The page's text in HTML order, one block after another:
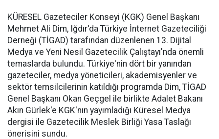
KÜRESEL Gazeteciler Konseyi (KGK) Genel Başkanı
Mehmet Ali Dim, Iğdır'da Türkiye İnternet Gazeteciliği
Derneği (TİGAD) tarafından düzenlenen 13. Dijital
Medya ve Yeni Nesil Gazetecilik Çalıştayı'nda önemli
temaslarda bulundu. Türkiye'nin dört bir yanından
gazeteciler, medya yöneticileri, akademisyenler ve
sektör temsilcilerinin katıldığı programda Dim, TİGAD
Genel Başkanı Okan Geçgel ile birlikte Adalet Bakanı
Akın Gürlek'e KGK'nın yayımladığı Küresel Medya
dergisi ile Gazetecilik Meslek Birliği Yasa Taslağı
önerisini sundu.